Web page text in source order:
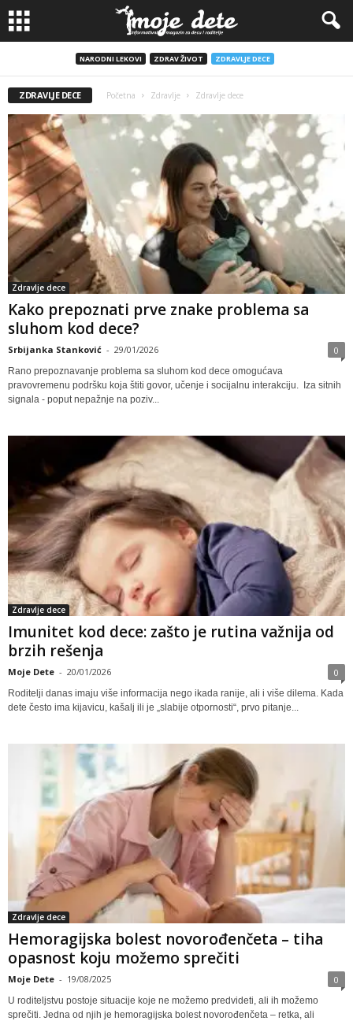
NARODNI LEKOVI ZDRAV ŽIVOT ZDRAVLJE DECE
ZDRAVLJE DECE Početna Zdravlje Zdravlje dece
Zdravlje dece
Kako prepoznati prve znake problema sa
sluhom kod dece?
Srbijanka Stanković - 29/01/2026 0
Rano prepoznavanje problema sa sluhom kod dece omogućava
pravovremenu podršku koja štiti govor, učenje i socijalnu interakciju. Iza sitnih
signala - poput nepažnje na poziv...
Zdravlje dece
Imunitet kod dece: zašto je rutina važnija od
brzih rešenja
Moje Dete - 20/01/2026 0
Roditelji danas imaju više informacija nego ikada ranije, ali i više dilema. Kada
dete često ima kijavicu, kašalj ili je „slabije otpornosti“, prvo pitanje...
Zdravlje dece
Hemoragijska bolest novorođenčeta – tiha
opasnost koju možemo sprečiti
Moje Dete - 19/08/2025 0
U roditeljstvu postoje situacije koje ne možemo predvideti, ali ih možemo
sprečiti. Jedna od njih je hemoragijska bolest novorođenčeta – retka, ali